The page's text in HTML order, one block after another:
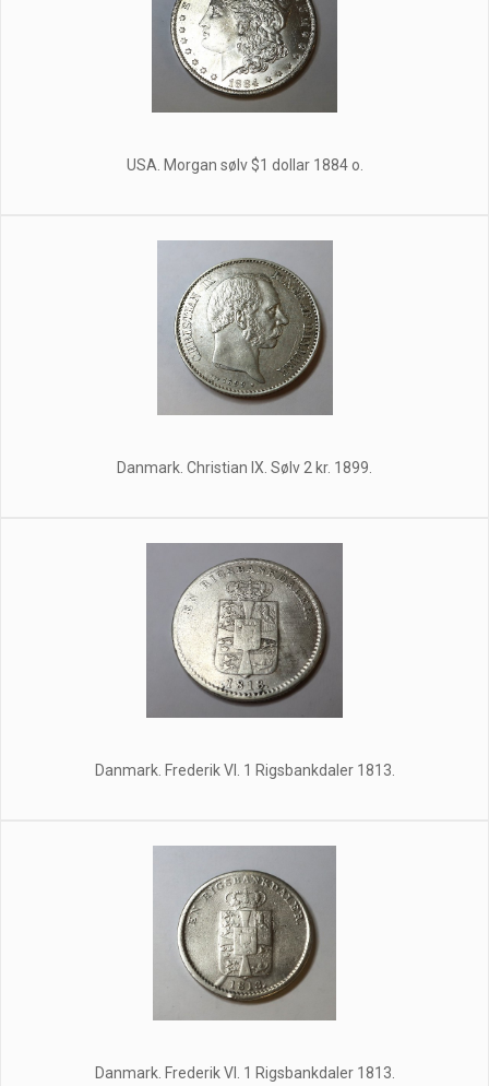
USA. Morgan sølv $1 dollar 1884 o.
Danmark. Christian IX. Sølv 2 kr. 1899.
Danmark. Frederik Vl. 1 Rigsbankdaler 1813.
Danmark. Frederik Vl. 1 Rigsbankdaler 1813.